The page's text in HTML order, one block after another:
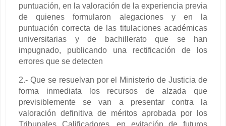
puntuación, en la valoración de la experiencia previa
de quienes formularon alegaciones y en la
puntuación correcta de las titulaciones académicas
universitarias y de bachillerato que se han
impugnado, publicando una rectificación de los
errores que se detecten
2.- Que se resuelvan por el Ministerio de Justicia de
forma inmediata los recursos de alzada que
previsiblemente se van a presentar contra la
valoración definitiva de méritos aprobada por los